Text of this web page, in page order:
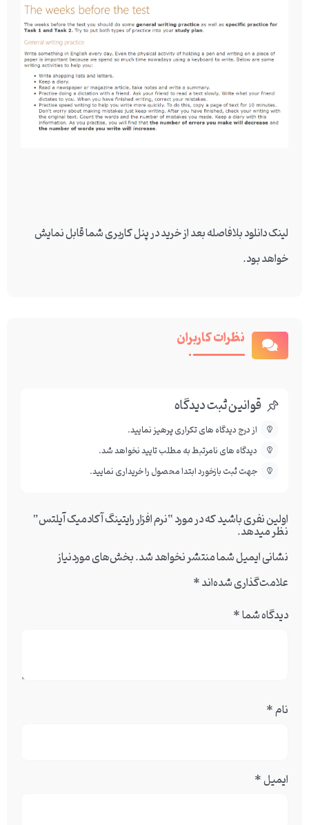
لینک دانلود بلافاصله بعد از خرید در پنل کاربری شما قابل نمایش
خواهد بود.
نظرات کاربران
قوانین ثبت دیدگاه
از درج دیدگاه های تکراری پرهیز نمایید.
دیدگاه های نامرتبط به مطلب تایید نخواهد شد.
جهت ثبت بازخورد ابتدا محصول را خریداری نمایید.
اولین نفری باشید که در مورد “نرم افزار رایتینگ آکادمیک آیلتس”
نظر میدهد.
نشانی ایمیل شما منتشر نخواهد شد.بخش‌های موردنیاز
علامت‌گذاری شده‌اند*
دیدگاه شما*
نام*
ایمیل*